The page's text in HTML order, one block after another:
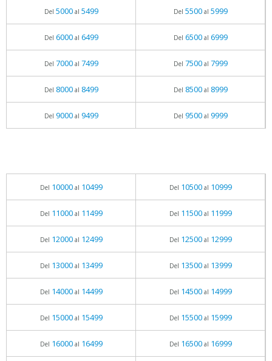
Del 5000al 5499 Del 5500al 5999
Del 6000al 6499 Del 6500al 6999
Del 7000al 7499 Del 7500al 7999
Del 8000al 8499 Del 8500al 8999
Del 9000al 9499 Del 9500al 9999
Del 10000al 10499 Del 10500al 10999
Del 11000al 11499 Del 11500al 11999
Del 12000al 12499 Del 12500al 12999
Del 13000al 13499 Del 13500al 13999
Del 14000al 14499 Del 14500al 14999
Del 15000al 15499 Del 15500al 15999
Del 16000al 16499 Del 16500al 16999